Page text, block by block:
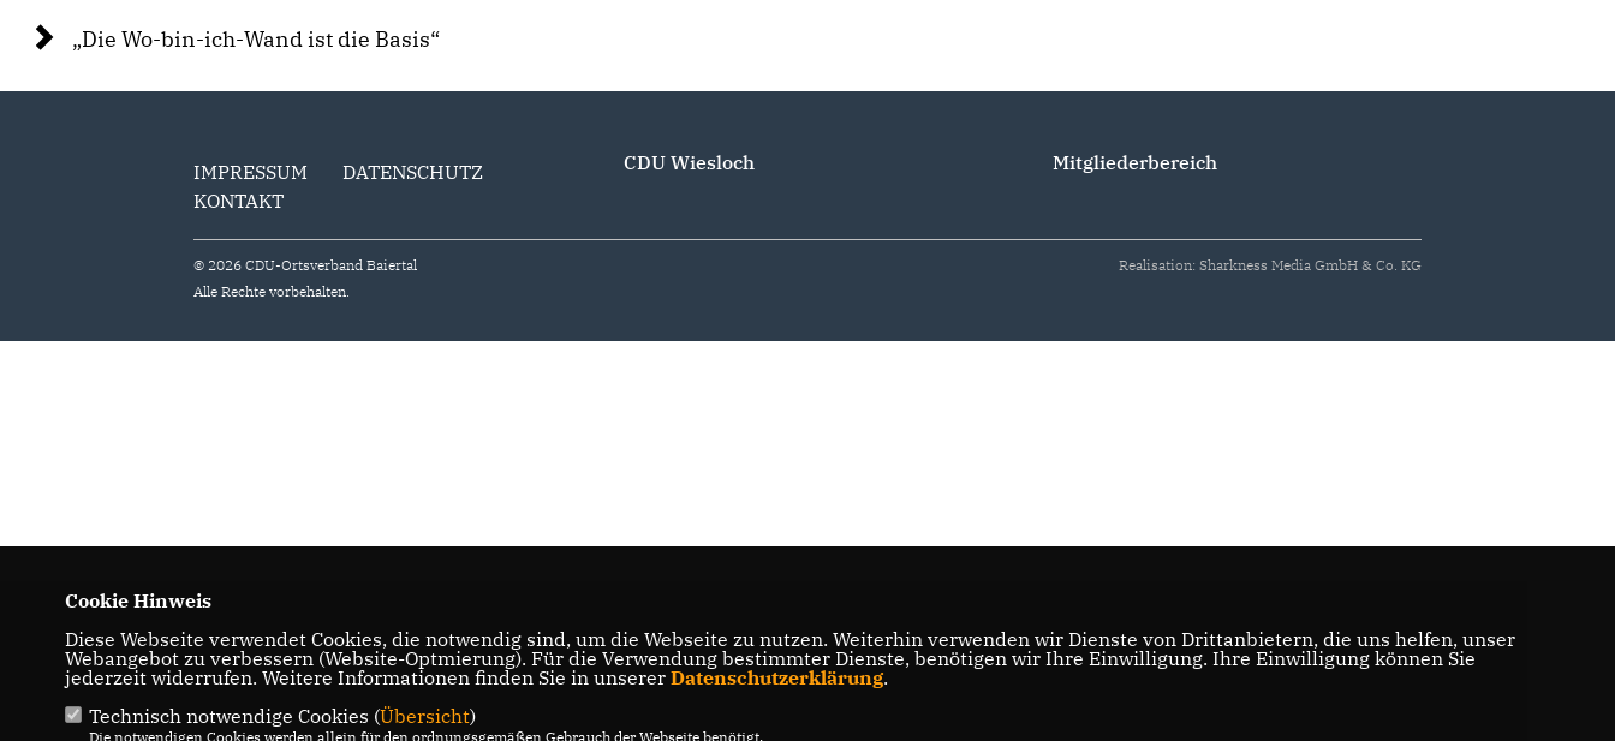
Die Wo-bin-ich-Wand ist die Basis“
IMPRESSUM
DATENSCHUTZ
KONTAKT
CDU Wiesloch Mitgliederbereich
© 2026 CDU-Ortsverband Baiertal
Alle Rechte vorbehalten.
Realisation: Sharkness Media GmbH & Co. KG
Cookie Hinweis
Diese Webseite verwendet Cookies, die notwendig sind, um die Webseite zu nutzen. Weiterhin verwenden wir Dienste von Drittanbietern, die uns helfen, unser
Webangebot zu verbessern (Website-Optmierung). Für die Verwendung bestimmter Dienste, benötigen wir Ihre Einwilligung. Ihre Einwilligung können Sie
jederzeit widerrufen. Weitere Informationen finden Sie in unserer Datenschutzerklärung.
Technisch notwendige Cookies (Übersicht)
Die notwendigen Cookies werden allein für den ordnungsgemäßen Gebrauch der Webseite benötigt.